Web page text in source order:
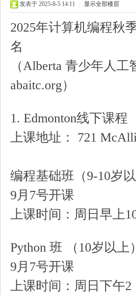
发表于 2025-8-5 14:11 显示全部楼层
2025年计算机编程秋
名
（Alberta 青少年人工
abaitc.org）
1. Edmonton线下课程
上课地址： 721
编程基础班（9-10岁
9月7号开课
上课时间：周日早上
Python 班 （10岁以上
9月7号开课
上课时间：周日下午2